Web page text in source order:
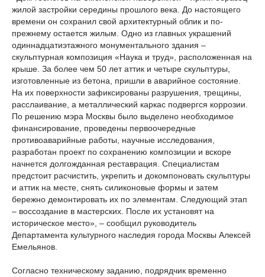
жилой застройки середины прошлого века. До настоящего
времени он сохранил свой архитектурный облик и по-
прежнему остается жилым. Одно из главных украшений
одиннадцатиэтажного монументального здания –
скульптурная композиция «Наука и труд», расположенная на
крыше. За более чем 50 лет аттик и четыре скульптуры,
изготовленные из бетона, пришли в аварийное состояние.
На их поверхности зафиксированы разрушения, трещины,
расслаивание, а металлический каркас подвергся коррозии.
По решению мэра Москвы было выделено необходимое
финансирование, проведены первоочередные
противоаварийные работы, научные исследования,
разработан проект по сохранению композиции и вскоре
начнется долгожданная реставрация. Специалистам
предстоит расчистить, укрепить и докомпоновать скульптуры
и аттик на месте, снять силиконовые формы и затем
бережно демонтировать их по элементам. Следующий этап
– воссоздание в мастерских. После их установят на
историческое место», – сообщил руководитель
Департамента культурного наследия города Москвы Алексей
Емельянов.
Согласно техническому заданию, подрядчик временно